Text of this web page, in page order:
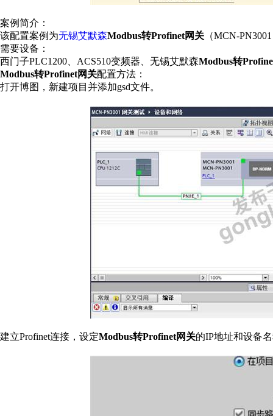
案例简介：
该配置案例为无锡艾默森Modbus转Profinet网关 （MCN-
需要设备：
西门子PLC1200、ACS510变频器、无锡艾默森Modbus转
Modbus转Profinet网关配置方法：
打开博图，新建项目并添加gsd文件。
建立Profinet连接，设定Modbus转Profinet网关的IP地址和设备